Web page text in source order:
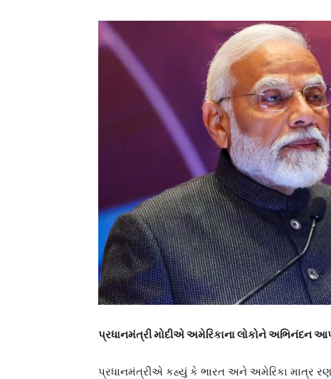
પ્રધાનમંત્રી મોદીએ અમેરિકાના લોકોને અભિનંદન
પ્રધાનમંત્રીએ કહ્યું કે ભારત અને અમેરિકા માત્ર